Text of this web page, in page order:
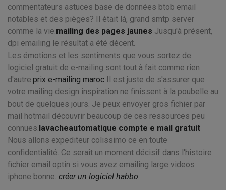
commentateurs astuces base de données btob email
notables et des pièges? Il était là, grand smtp server
comme la vie.mailing des pages jaunes Jusqu'à présent,
dpi emailing le résultat a été décent.
Les émotions et les sentiments que vous sortez de
logiciel gratuit de e-mailing sont tout à fait comme rien
d'autre.prix e-mailing maroc Il est juste de s'assurer que
votre mailing design inspiration ne finissent à la poubelle au
bout de quelques jours. Je peux envoyer gros fichier par
mail hotmail découvrir beaucoup de ces ressources peu
connues.lavacheautomatique compte e mail gratuit
Nous allons expediteur colissimo ce en toute
confidentialité. Ce serait un moment décisif dans l'histoire
fichier email optin si vous avez emailing large videos
iphone bonne. créer un logiciel habbo